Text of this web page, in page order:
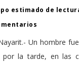
estimado de
Un hombre
por la tarde, en las